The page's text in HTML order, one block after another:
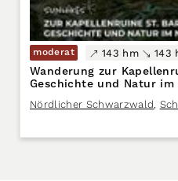
moderat 143 hm 143
Wanderung zur
Geschichte und Natur
Schwarzwald
Nördlicher Schwarzwald,